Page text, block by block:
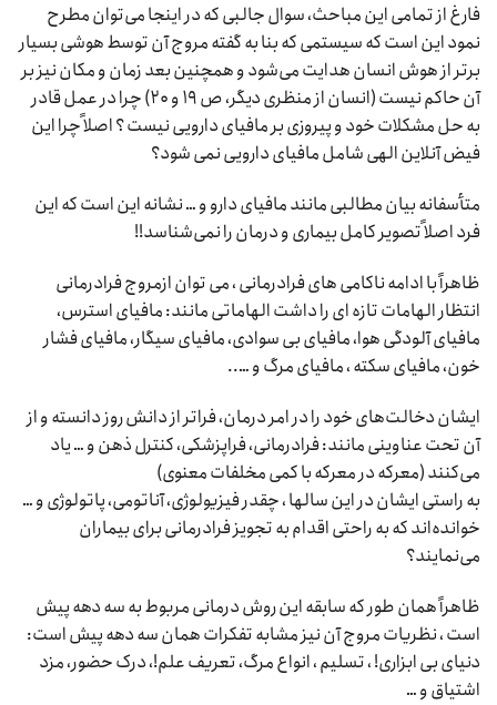
فارغ از تمامی این مباحث، سوال جالبی که در اینجا می‌توان مطرح
نمود این است که سیستمی که بنا به گفته مروج آن توسط هوشی بسیار
برتر از هوش انسان هدایت می‌شود و همچنین بعد زمان و مکان نیز بر
آن حاکم نیست (انسان از منظری دیگر، ص ۱۹ و ۲۰) چرا در عمل قادر
به حل مشکلات خود و پیروزی بر مافیای دارویی نیست ؟ اصلاً چرا این
فیض آنلاین الهی شامل مافیای دارویی نمی شود؟
متأسفانه بیان مطالبی مانند مافیای دارو و … نشانه این است که این
فرد اصلاً تصویر کامل بیماری و درمان را نمی‌شناسد!!
ظاهراً با ادامه ناکامی های فرادرمانی ، می توان ازمروج فرادرمانی
انتظار الهامات تازه ای را داشت الهاماتی مانند: مافیای استرس،
مافیای آلودگی هوا، مافیای بی سوادی، مافیای سیگار، مافیای فشار
خون، مافیای سکته ، مافیای مرگ و …..
ایشان دخالت‌های خود را در امر درمان، فراتر از دانش روز دانسته و از
آن تحت عناوینی مانند: فرادرمانی، فراپزشکی، کنترل ذهن و … یاد
می‌کنند (معرکه در معرکه با کمی مخلفات معنوی)
به راستی ایشان در این سالها ، چقدر فیزیولوژی، آناتومی، پاتولوژی و …
خواند‌ه‌اند که به راحتی اقدام به تجویز فرادرمانی برای بیماران
می‌نمایند؟
ظاهراً همان طور که سابقه این روش درمانی مربوط به سه دهه پیش
است ، نظریات مروج آن نیز مشابه تفکرات همان سه دهه پیش است:
دنیای بی ابزاری! ، تسلیم ، انواع مرگ، تعریف علم!، درک حضور، مزد
اشتیاق و …